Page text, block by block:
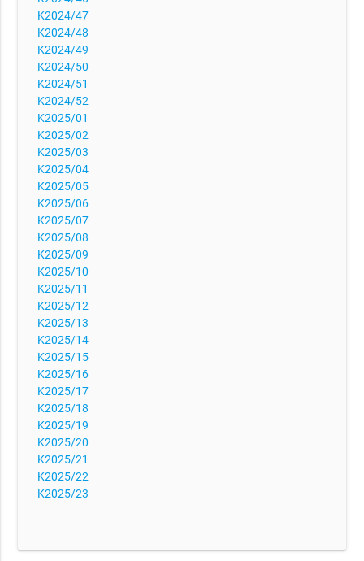
K2024/47
K2024/48
K2024/49
K2024/50
K2024/51
K2024/52
K2025/01
K2025/02
K2025/03
K2025/04
K2025/05
K2025/06
K2025/07
K2025/08
K2025/09
K2025/10
K2025/11
K2025/12
K2025/13
K2025/14
K2025/15
K2025/16
K2025/17
K2025/18
K2025/19
K2025/20
K2025/21
K2025/22
K2025/23